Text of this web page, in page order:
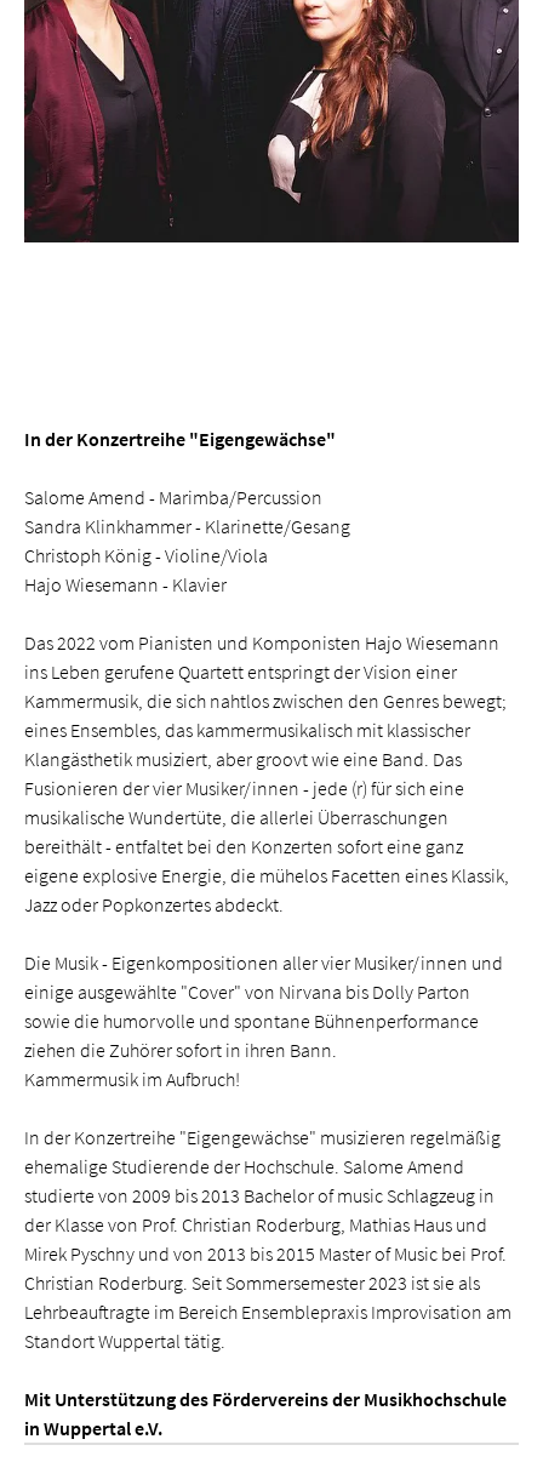
In der Konzertreihe "Eigengewächse"
Salome Amend - Marimba/Percussion
Sandra Klinkhammer - Klarinette/Gesang
Christoph König - Violine/Viola
Hajo Wiesemann - Klavier
Das 2022 vom Pianisten und Komponisten Hajo Wiesemann
ins Leben gerufene Quartett entspringt der Vision einer
Kammermusik, die sich nahtlos zwischen den Genres bewegt;
eines Ensembles, das kammermusikalisch mit klassischer
Klangästhetik musiziert, aber groovt wie eine Band. Das
Fusionieren der vier Musiker/innen - jede (r) für sich eine
musikalische Wundertüte, die allerlei Überraschungen
bereithält - entfaltet bei den Konzerten sofort eine ganz
eigene explosive Energie, die mühelos Facetten eines Klassik,
Jazz oder Popkonzertes abdeckt.
Die Musik - Eigenkompositionen aller vier Musiker/innen und
einige ausgewählte "Cover" von Nirvana bis Dolly Parton
sowie die humorvolle und spontane Bühnenperformance
ziehen die Zuhörer sofort in ihren Bann.
Kammermusik im Aufbruch!
In der Konzertreihe "Eigengewächse" musizieren regelmäßig
ehemalige Studierende der Hochschule. Salome Amend
studierte von 2009 bis 2013 Bachelor of music Schlagzeug in
der Klasse von Prof. Christian Roderburg, Mathias Haus und
Mirek Pyschny und von 2013 bis 2015 Master of Music bei Prof.
Christian Roderburg. Seit Sommersemester 2023 ist sie als
Lehrbeauftragte im Bereich Ensemblepraxis Improvisation am
Standort Wuppertal tätig.
Mit Unterstützung des Fördervereins der Musikhochschule
in Wuppertal e.V.